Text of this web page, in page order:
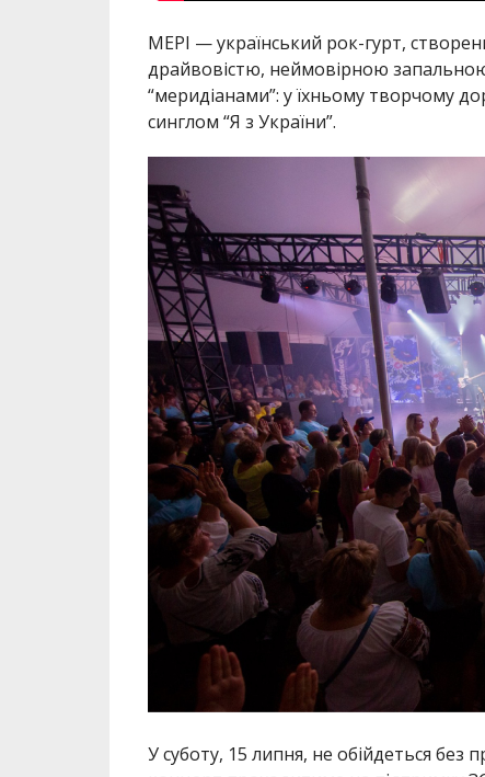
МЕРІ — український рок-гурт,
драйвовістю, неймовірною
“меридіанами”: у їхньому творчому
синглом “Я з України”.
У суботу, 15 липня, не обійдеться без